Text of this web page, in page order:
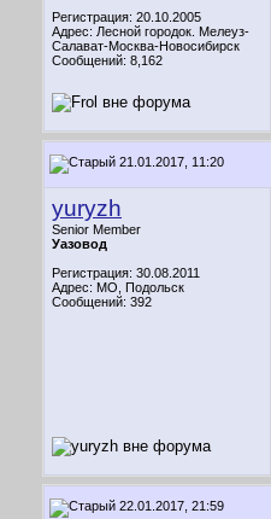
Регистрация: 20.10.2005
Адрес: Лесной городок. Мелеуз-
Салават-Москва-Новосибирск
Сообщений: 8,162
21.01.2017, 11:20
yuryzh
Senior Member
Уазовод
Регистрация: 30.08.2011
Адрес: МО, Подольск
Сообщений: 392
22.01.2017, 21:59